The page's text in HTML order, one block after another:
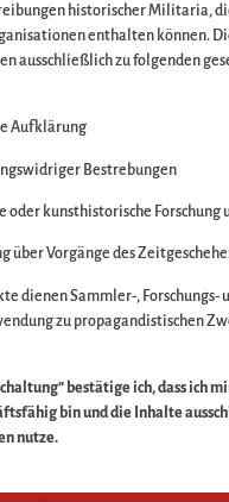
bitte die
Sie
historischer Militaria,
enthalten können.
ausschließlich zu folgenden
Aufklärung
Bestrebungen
oder kunsthistorische Forschung
über Vorgänge des
dienen Sammler-, Forschungs-
zu propagandistischen
bestätige ich, dass ich
bin und die Inhalte
nutze.